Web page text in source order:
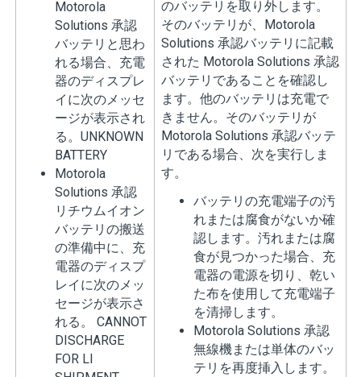
Motorola
Solutions 承認
バッテリと思わ
れる場合、充電
器のディスプレ
イに次のメッセ
ージが表示され
る。 UNKNOWN
BATTERY
Motorola
Solutions 承認
リチウムイオン
バッテリの搬送
の準備中に、充
電器のディスプ
レイに次のメッ
セージが表示さ
れる。 CANNOT
DISCHARGE
FOR LI
のバッテリを取り外します。
そのバッテリが、Motorola
Solutions 承認バッテリに記載
された Motorola Solutions 承認
バッテリであることを確認し
ます。他のバッテリは充電で
きません。そのバッテリが
Motorola Solutions 承認バッテ
リである場合、次を実行しま
す。
バッテリの充電端子の汚
れまたは腐食がないか確
認します。汚れまたは腐
食が見つかった場合、充
電器の電源を切り、乾い
た布を使用して充電端子
を清掃します。
Motorola Solutions 承認
無線機または単体のバッ
テリを再度挿入します。